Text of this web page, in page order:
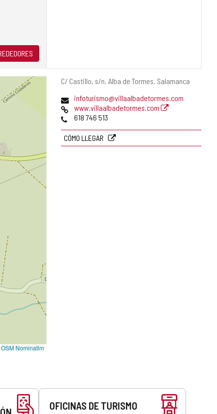
Dirección
C/ Castillo, s/n. Alba de Tormes. Salamanca
Dirección
de
correo
infoturismo@villaalbadetormes.com
Página
Web
www.villaalbadetormes.com
Teléfonos
618 746 513
CÓMO LLEGAR
OSM Nominatim
OFICINAS DE TURISMO